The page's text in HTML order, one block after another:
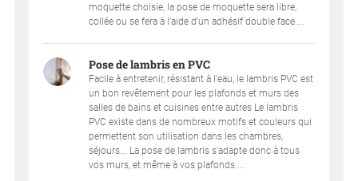
moquette choisie, la pose de moquette sera libre,
collée ou se fera à l'aide d'un adhésif double face....
Pose de lambris en PVC
Facile à entretenir, résistant à l’eau, le lambris PVC est
un bon revêtement pour les plafonds et murs des
salles de bains et cuisines entre autres Le lambris
PVC existe dans de nombreux motifs et couleurs qui
permettent son utilisation dans les chambres,
séjours... La pose de lambris s'adapte donc à tous
vos murs, et même à vos plafonds....